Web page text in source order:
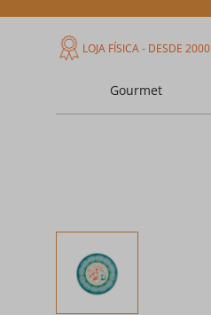
LOJA FÍSICA - DESDE 2000
Gourmet